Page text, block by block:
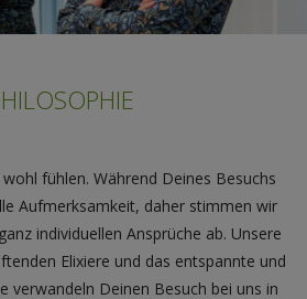
fühlen. Während Deines Besuchs
Aufmerksamkeit, daher stimmen wir
individuellen Ansprüche ab. Unsere
Elixiere und das entspannte und
verwandeln Deinen Besuch bei uns in